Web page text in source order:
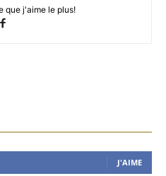
que j'aime le plus!
J'AIME